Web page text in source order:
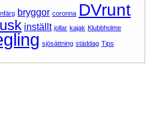
bryggor coronna DVrunt
inställt jollar kajak Klubbholme
sjösättning städdag Tips